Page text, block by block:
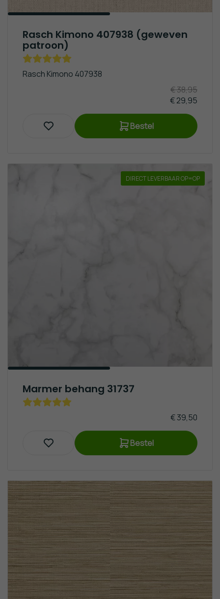
Rasch Kimono 407938 (geweven
patroon)
Rasch Kimono 407938
€ 38,95
€ 29,95
Bestel
DIRECT LEVERBAAR OP=OP
Marmer behang 31737
€ 39,50
Bestel